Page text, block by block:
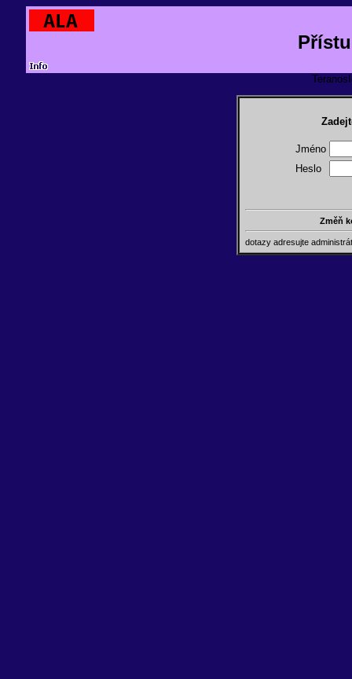
Jméno
Heslo
Změň
dotazy adresujte